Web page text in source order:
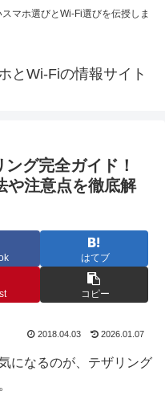
マホ選びとWi-Fi選びを伝授しま
とWi-Fiの情報サイト
グ完全ガイド！
や注意点を徹底解
はてブ
コピー
2018.04.03 2026.01.07
になるのが、テザリング